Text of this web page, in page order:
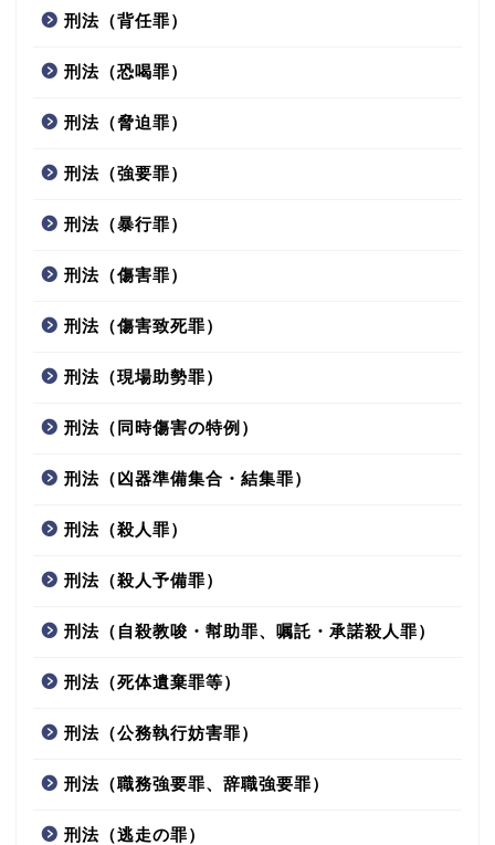
刑法（背任罪）
刑法（恐喝罪）
刑法（脅迫罪）
刑法（強要罪）
刑法（暴行罪）
刑法（傷害罪）
刑法（傷害致死罪）
刑法（現場助勢罪）
刑法（同時傷害の特例）
刑法（凶器準備集合・結集罪）
刑法（殺人罪）
刑法（殺人予備罪）
刑法（自殺教唆・幇助罪、嘱託・承諾殺人罪）
刑法（死体遺棄罪等）
刑法（公務執行妨害罪）
刑法（職務強要罪、辞職強要罪）
刑法（逃走の罪）